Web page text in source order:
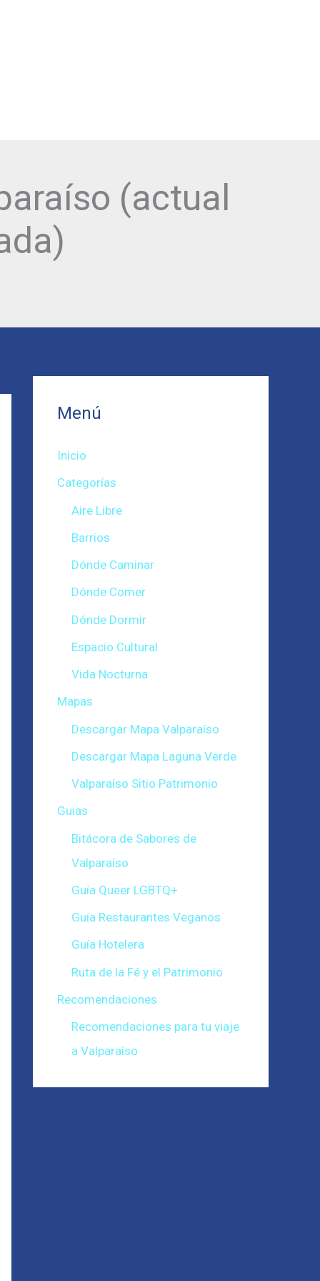
(actual
Menú
Inicio
Categorías
Aire Libre
Barrios
Dónde Caminar
Dónde Comer
Dónde Dormir
Espacio Cultural
Vida Nocturna
Mapas
Descargar Mapa Valparaíso
Descargar Mapa Laguna Verde
Valparaíso Sitio Patrimonio
Guias
Bitácora de Sabores de
Valparaíso
Guía Queer LGBTQ+
Guía Restaurantes Veganos
Guía Hotelera
Ruta de la Fé y el Patrimonio
Recomendaciones
Recomendaciones para tu viaje
a Valparaíso